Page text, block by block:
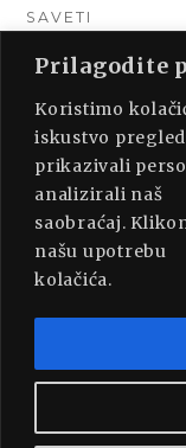
Prilagodite
Koristimo
iskustvo
prikazivali
analizirali naš
saobraćaj.
našu upotrebu
kolačića.
SAVETI
TURIZAM
URADI SAM
UREĐENJE DOMA
ZDRAVLJE
PROUDLY